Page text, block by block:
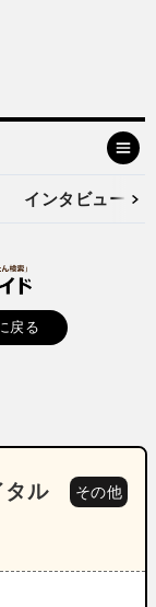
インタビュー
戻る
タル その他